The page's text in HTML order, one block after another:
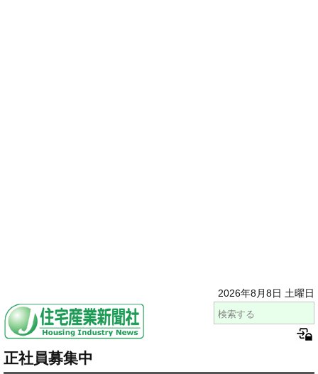
2026年8月8日 土曜日
正社員募集中